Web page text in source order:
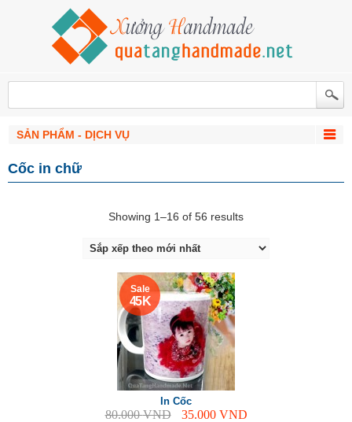
SẢN PHẨM - DỊCH VỤ
Cốc in chữ
Showing 1–16 of 56 results
Sale
45 K
In Cốc
80.000VND 35.000 VND